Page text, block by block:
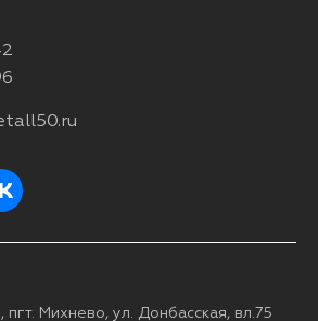
Михнево, ул. Донбасская, вл.75